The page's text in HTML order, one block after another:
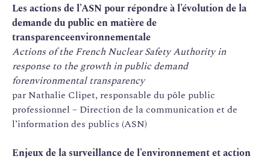
Les actions de l’ASN pour répondre à l’évolution de la
demande du public en matière de
transparenceenvironnementale
Actions of the French Nuclear Safety Authority in
response to the growth in public demand
forenvironmental transparency
par Nathalie Clipet, responsable du pôle public
professionnel – Direction de la communication et de
l’information des publics (ASN)
Enjeux de la surveillance de l’environnement et action